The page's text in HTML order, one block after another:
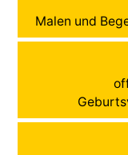
Malen und